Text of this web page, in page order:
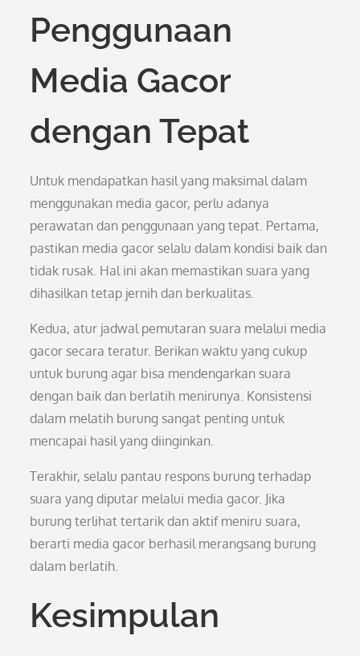
Penggunaan
Media Gacor
dengan Tepat
Untuk mendapatkan hasil yang maksimal dalam
menggunakan media gacor, perlu adanya
perawatan dan penggunaan yang tepat. Pertama,
pastikan media gacor selalu dalam kondisi baik dan
tidak rusak. Hal ini akan memastikan suara yang
dihasilkan tetap jernih dan berkualitas.
Kedua, atur jadwal pemutaran suara melalui media
gacor secara teratur. Berikan waktu yang cukup
untuk burung agar bisa mendengarkan suara
dengan baik dan berlatih menirunya. Konsistensi
dalam melatih burung sangat penting untuk
mencapai hasil yang diinginkan.
Terakhir, selalu pantau respons burung terhadap
suara yang diputar melalui media gacor. Jika
burung terlihat tertarik dan aktif meniru suara,
berarti media gacor berhasil merangsang burung
dalam berlatih.
Kesimpulan